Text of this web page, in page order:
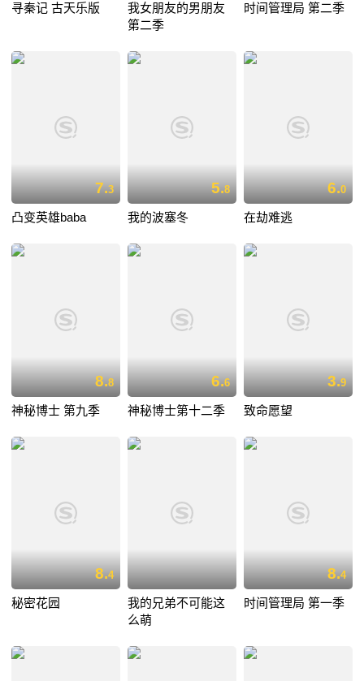
寻秦记 古天乐版
我女朋友的男朋友
第二季
时间管理局 第二季
7.3
凸变英雄baba
5.8
我的波塞冬
6.0
在劫难逃
8.8
神秘博士 第九季
6.6
神秘博士第十二季
3.9
致命愿望
8.4
秘密花园
我的兄弟不可能这
么萌
8.4
时间管理局 第一季